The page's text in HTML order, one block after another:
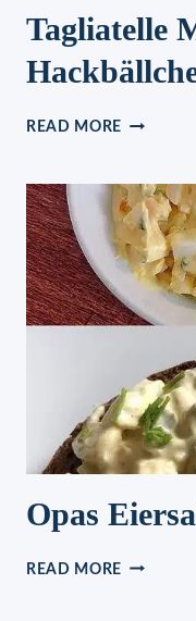
Tagliatelle
READ MORE
ND H
Opas
READ MORE OPAS